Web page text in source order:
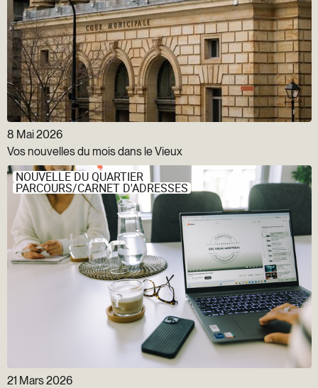
8 Mai 2026
Vos nouvelles du mois dans le Vieux
NOUVELLE DU QUARTIER
PARCOURS/CARNET D'ADRESSES
21 Mars 2026